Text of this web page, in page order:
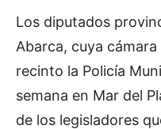
Los diputados
Abarca, cuya
recinto la Policía
semana en Mar del
de los legisladores